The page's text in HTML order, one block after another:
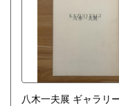
八木一夫展 ギャラリ